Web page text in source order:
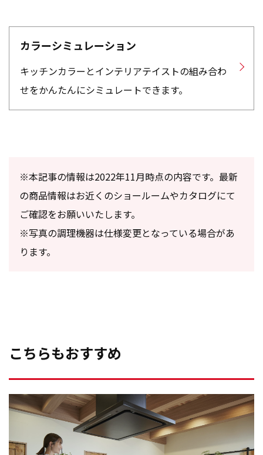
カラーシミュレーション
キッチンカラーとインテリアテイストの組み合わ
せをかんたんにシミュレートできます。
※本記事の情報は2022年11月時点の内容です。最新
の商品情報はお近くのショールームやカタログにて
ご確認をお願いいたします。
※写真の調理機器は仕様変更となっている場合があ
ります。
こちらもおすすめ